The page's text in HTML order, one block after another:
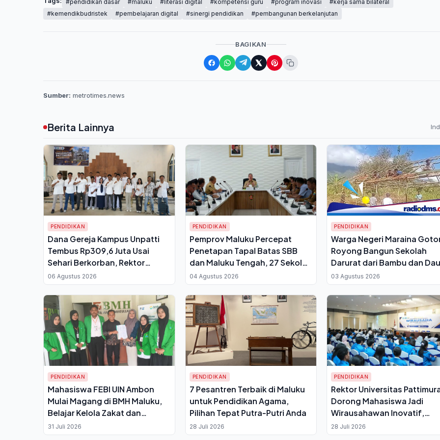
#pendidikan dasar #maluku #literasi digital #kompetensi guru #program inovasi
#kerja sama bilateral
#kemendikbudristek
#pembelajaran digital #sinergi pendidikan #pembangunan berkelanjutan
BAGIKAN
Sumber: metrotimes.news
Berita Lainnya
PENDIDIKAN
Dana Gereja Kampus Unpatti
Tembus Rp309,6 Juta Usai
Sehari Berkorban, Rektor
Targetkan Difungsikan
Desember 2026
06 Agustus 2026
PENDIDIKAN
Pemprov Maluku Percepat
Penetapan Tapal Batas SBB
dan Maluku Tengah, 27 Sekolah
Terdampak Sengketa Tanjung
Sial
04 Agustus 2026
PENDIDIKAN
Warga Negeri Maraina
Royong Bangun Sekolah
Darurat dari Bambu dan
Rumbia untuk SMPN 126
Tengah
03 Agustus 2026
PENDIDIKAN
Mahasiswa FEBI UIN Ambon
Mulai Magang di BMH Maluku,
Belajar Kelola Zakat dan
Keuangan Syariah
31 Juli 2026
PENDIDIKAN
7 Pesantren Terbaik di Maluku
untuk Pendidikan Agama,
Pilihan Tepat Putra-Putri Anda
28 Juli 2026
PENDIDIKAN
Rektor Universitas
Dorong Mahasiswa Jadi
Wirausahawan Inovatif,
Program PMW 2026 Dimulai
Ambon
28 Juli 2026